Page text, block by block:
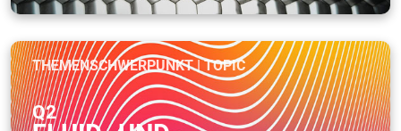
THEMENSCHWERPUNKT | TOPIC
Q2